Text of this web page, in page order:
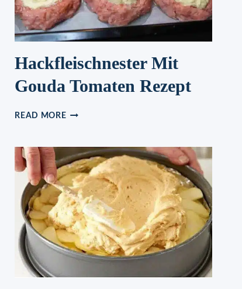
Hackfleischnester Mit
Gouda Tomaten Rezept
READ MOREHACKFLEISCHNESTER
TOMATEN
REZEPT